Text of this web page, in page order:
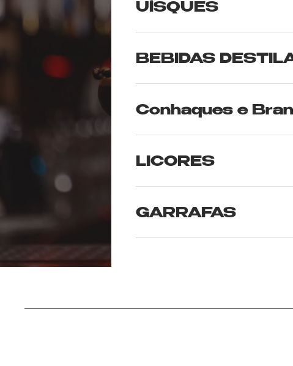
UÍSQUES
BEBIDAS
Conhaques e
LICORES
GARRAFAS